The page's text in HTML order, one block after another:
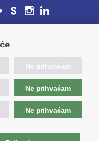
Ne prihvaćam
Ne prihvaćam
Ne prihvaćam